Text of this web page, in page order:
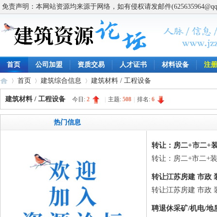
免责声明：本网站资源均来源于网络，如有侵权请发邮件
首页 公司加盟 资质交易 人才证书 材料设备 注
首页 建筑综合信息 建筑材料 / 工程设备
建筑材料 / 工程设备 今日: 2 主题: 508 排名: 6
热门信息
转让：房二+市二+
转让：房二+市二+
转让江苏房建 市政
转让江苏房建 市政
聘退休采矿/机电/地